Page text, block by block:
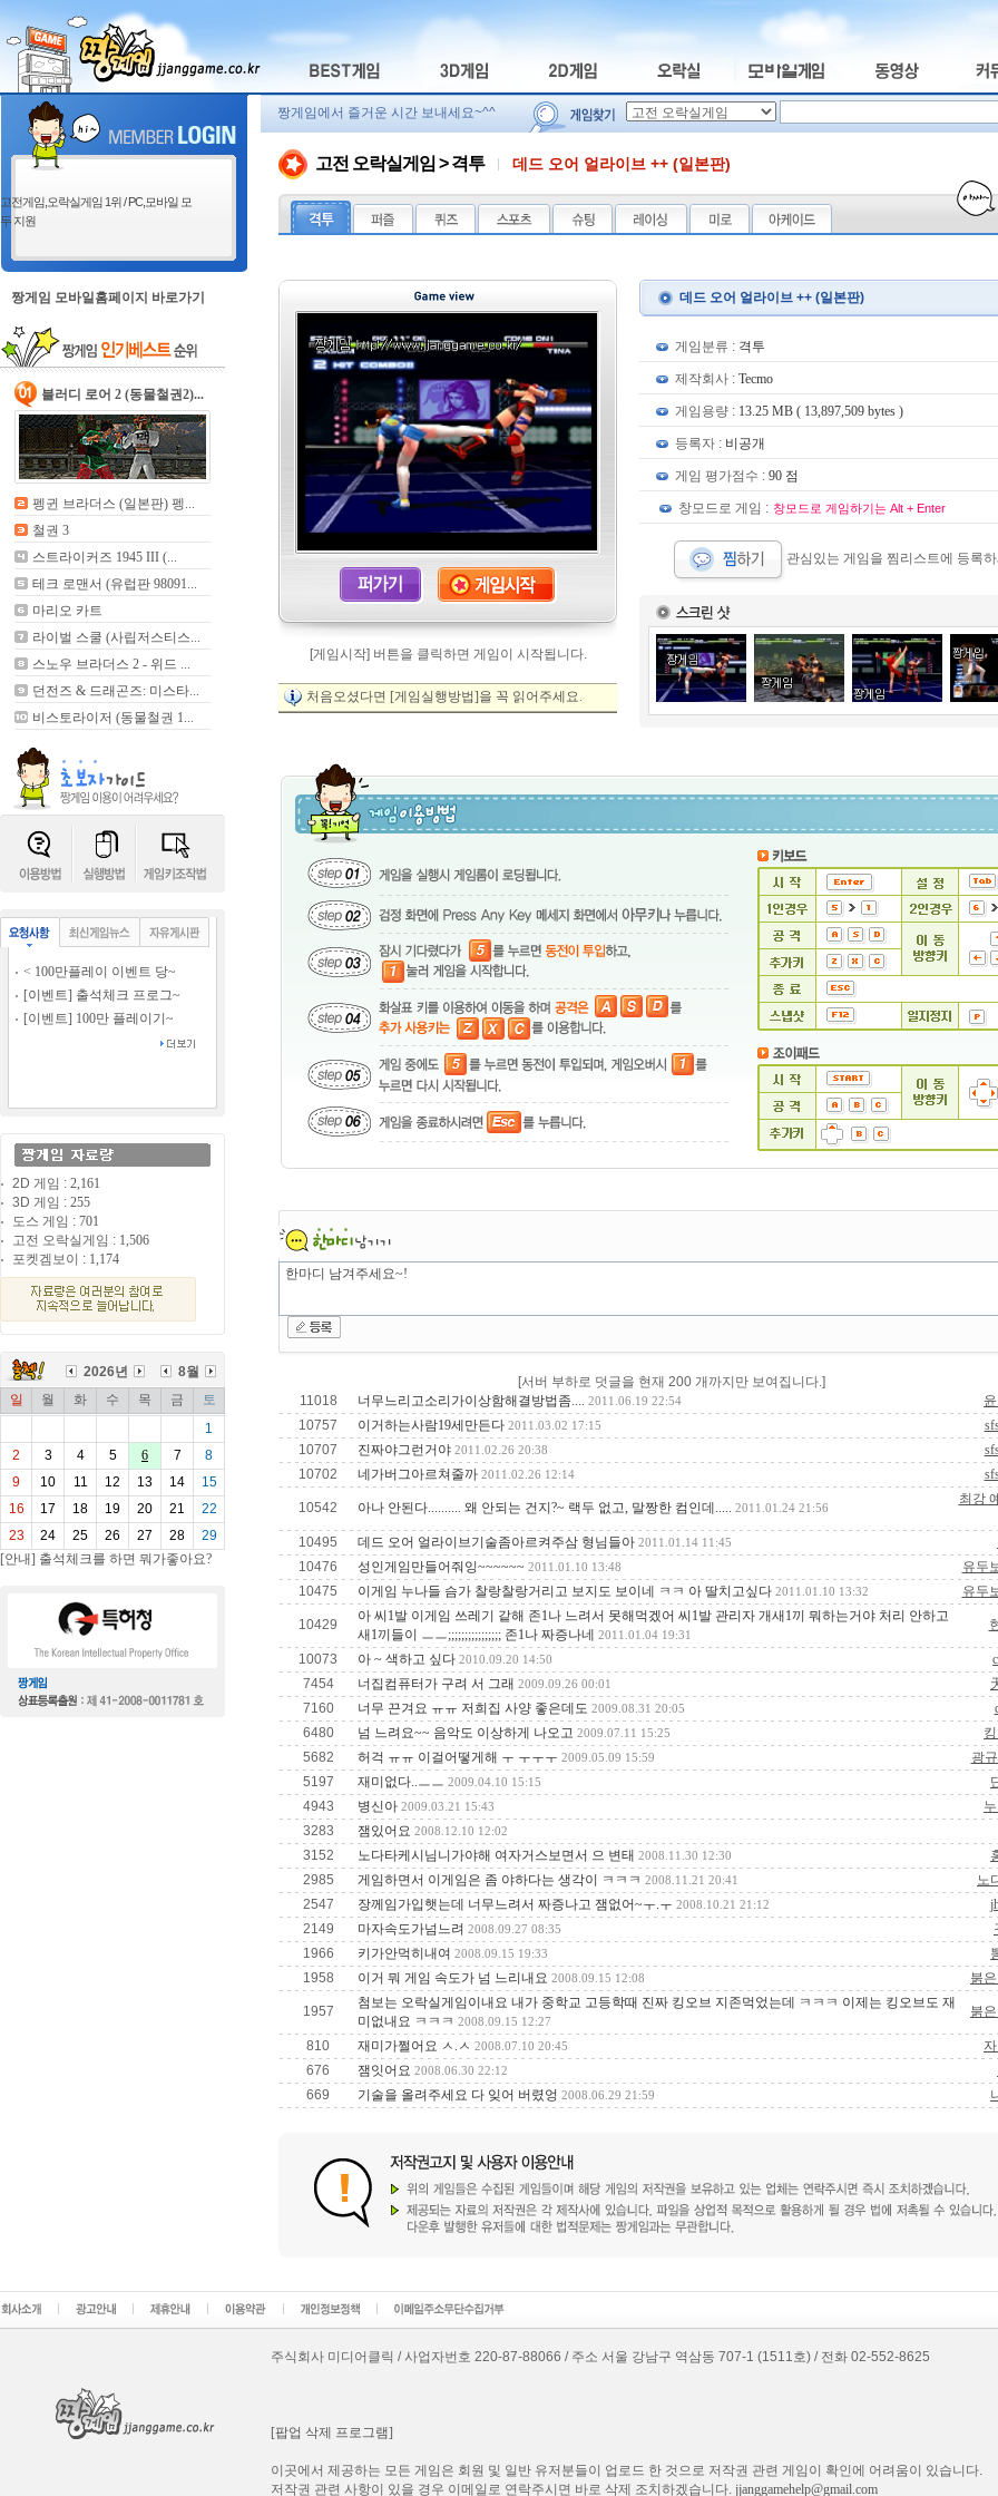
고전게임,오락실게임 1위 / PC,모바일 모
두 지원
짱게임 모바일홈페이지 바로가기
블러디 로어 2 (동물철권2)...
펭귄 브라더스 (일본판) 펭...
철권 3
스트라이커즈 1945 III (...
테크 로맨서 (유럽판 98091...
마리오 카트
라이벌 스쿨 (사립저스티스...
스노우 브라더스 2 - 위드 ...
던전즈 & 드래곤즈: 미스타...
비스토라이저 (동물철권 1...
< 100만플레이 이벤트 당~
[이벤트] 출석체크 프로그~
[이벤트] 100만 플레이기~
2D 게임 : 2,161
3D 게임 : 255
도스 게임 : 701
고전 오락실게임 : 1,506
포켓겜보이 : 1,174
2026년
8월
일
월 화 수 목 금
토
1
2
3 4 5 6 7
8
9
10 11 12 13 14
15
16
17 18 19 20 21
22
23
24 25 26 27 28
29
[안내] 출석체크를 하면 뭐가좋아요?
짱게임에서 즐거운 시간 보내세요~^^
고전 오락실게임 > 격투 데드 오어 얼라이브 ++ (일본판)
[게임시작] 버튼을 클릭하면 게임이 시작됩니다.
처음오셨다면 [게임실행방법]을 꼭 읽어주세요.
데드 오어 얼라이브 ++ (일본판)
게임분류 : 격투
제작회사 : Tecmo
게임용량 : 13.25 MB ( 13,897,509 bytes )
등록자 : 비공개
게임 평가점수 : 90 점
창모드로 게임 : 창모드로 게임하기는 Alt + Enter
관심있는 게임을 찜리스트에 등록
[서버 부하로 덧글을 현재 200 개까지만 보여집니다.]
11018
너무느리고소리가이상함해결방법좀.... 2011.06.19 22:54
10757
이거하는사람19세만든다 2011.03.02 17:15
10707
진짜야그런거야 2011.02.26 20:38
10702
네가버그아르쳐줄까 2011.02.26 12:14
10542 아나 안된다.......... 왜 안되는 건지?~ 랙두 없고, 말짱한 컴인데..... 2011.01.24 21:56
최강
10495 데드 오어 얼라이브기술좀아르켜주삼 형님들아 2011.01.14 11:45
10476
성인게임만들어줘잉~~~~~~ 2011.01.10 13:48
유두
10475
이게임 누나들 슴가 찰랑찰랑거리고 보지도 보이네 ㅋㅋ 아 딸치고싶다 2011.01.10 13:32 유두
10429
아 씨1발 이게임 쓰레기 같해 존1나 느려서 못해먹겠어 씨1발 관리자 개새1끼 뭐하는거야 처리 안하고
새1끼들이 ㅡㅡ;;;;;;;;;;;;;;;; 존1나 짜증나네
2011.01.04 19:31
10073 아 ~ 색하고 싶다 2010.09.20 14:50
7454
너집컴퓨터가 구려 서 그래 2009.09.26 00:01
7160
너무 끈겨요 ㅠㅠ 저희집 사양 좋은데도 2009.08.31 20:05
6480
넘 느려요~~ 음악도 이상하게 나오고 2009.07.11 15:25
5682
허걱 ㅠㅠ 이걸어떻게해 ㅜ ㅜㅜㅜ 2009.05.09 15:59
광
5197
재미없다..ㅡㅡ 2009.04.10 15:15
4943
병신아 2009.03.21 15:43
3283
잼있어요 2008.12.10 12:02
3152 노다타케시님니가야해 여자거스보면서 으 변태 2008.11.30 12:30
2985
게임하면서 이게임은 좀 야하다는 생각이 ㅋㅋㅋ 2008.11.21 20:41
노
2547
장께임가입햇는데 너무느려서 짜증나고 잼없어~ㅜ.ㅜ 2008.10.21 21:12
2149
마자속도가넘느려 2008.09.27 08:35
1966
키가안먹히내여 2008.09.15 19:33
1958
이거 뭐 게임 속도가 넘 느리내요 2008.09.15 12:08 붉
1957
첨보는 오락실게임이내요 내가 중학교 고등학때 진짜 킹오브 지존먹었는데 ㅋㅋㅋ 이제는 킹오브도 재
미없내요 ㅋㅋㅋ 2008.09.15 12:27
붉
810 재미가쩔어요 ㅅ.ㅅ 2008.07.10 20:45
676
잼잇어요 2008.06.30 22:12
669
기술을 올려주세요 다 잊어 버렸엉 2008.06.29 21:59
주식회사 미디어클릭 / 사업자번호 220-87-88066 / 주소 서울 강남구 역삼동 707-1 (1511호) / 전화 02-552-8625
[팝업 삭제 프로그램]
이곳에서 제공하는 모든 게임은 회원 및 일반 유저분들이 업로드 한 것으로 저작권 관련 게임이 확인에 어려움이 있습니다.
저작권 관련 사항이 있을 경우 이메일로 연락주시면 바로 삭제 조치하겠습니다. jjanggamehelp@gmail.com